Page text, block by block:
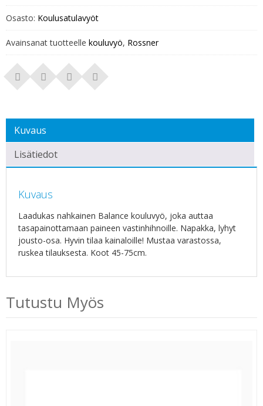
Osasto: Koulusatulavyöt
Avainsanat tuotteelle kouluvyö, Rossner
Kuvaus
Lisätiedot
Kuvaus
Laadukas nahkainen Balance kouluvyö, joka auttaa
tasapainottamaan paineen vastinhihnoille. Napakka, lyhyt
jousto-osa. Hyvin tilaa kainaloille! Mustaa varastossa,
ruskea tilauksesta. Koot 45-75cm.
Tutustu Myös